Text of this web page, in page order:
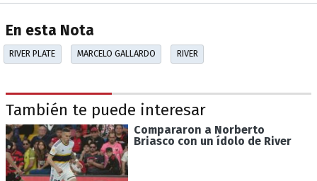
En esta Nota
RIVER PLATE MARCELO GALLARDO RIVER
También te puede interesar
Compararon a Norberto
Briasco con un ídolo de River